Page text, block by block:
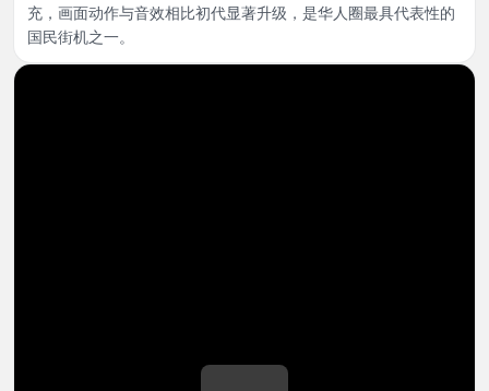
充，画面动作与音效相比初代显著升级，是华人圈最具代表性的
国民街机之一。